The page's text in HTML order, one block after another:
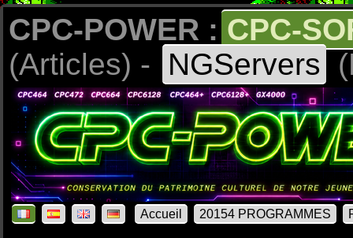
CPC-POWER : CPC-
(Articles) -
NGServers
Accueil 20154 PROGRAMMES